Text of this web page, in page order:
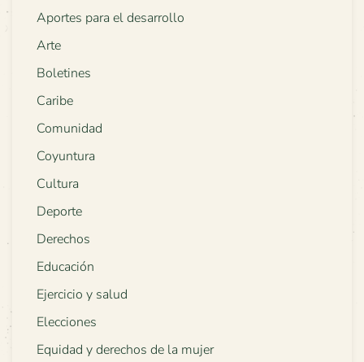
Aportes para el desarrollo
Arte
Boletines
Caribe
Comunidad
Coyuntura
Cultura
Deporte
Derechos
Educación
Ejercicio y salud
Elecciones
Equidad y derechos de la mujer